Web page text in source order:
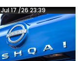
Jul 17 /26 23:39